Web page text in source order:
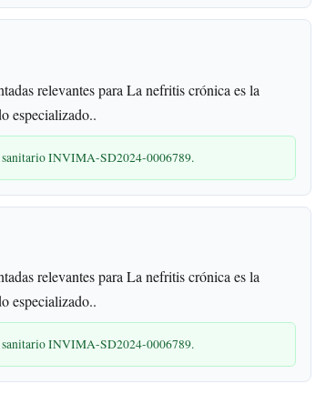
relevantes para La nefritis crónica es la
especializado..
sanitario INVIMA-SD2024-0006789.
relevantes para La nefritis crónica es la
especializado..
sanitario INVIMA-SD2024-0006789.